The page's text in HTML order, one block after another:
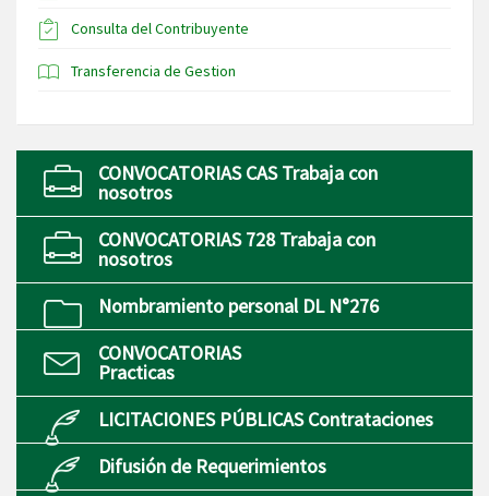
Consulta del Contribuyente
Transferencia de Gestion
CONVOCATORIAS CAS Trabaja con
nosotros
CONVOCATORIAS 728 Trabaja con
nosotros
Nombramiento personal DL N°276
CONVOCATORIAS
Practicas
LICITACIONES PÚBLICAS Contrataciones
Difusión de Requerimientos